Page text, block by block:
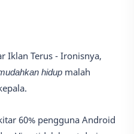
Iklan Terus - Ironisnya,
hidup malah
60% pengguna Android